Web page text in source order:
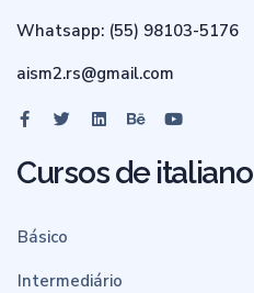
Whatsapp: (55) 98103-5176
aism2.rs@gmail.com
Cursos de italiano
Básico
Intermediário